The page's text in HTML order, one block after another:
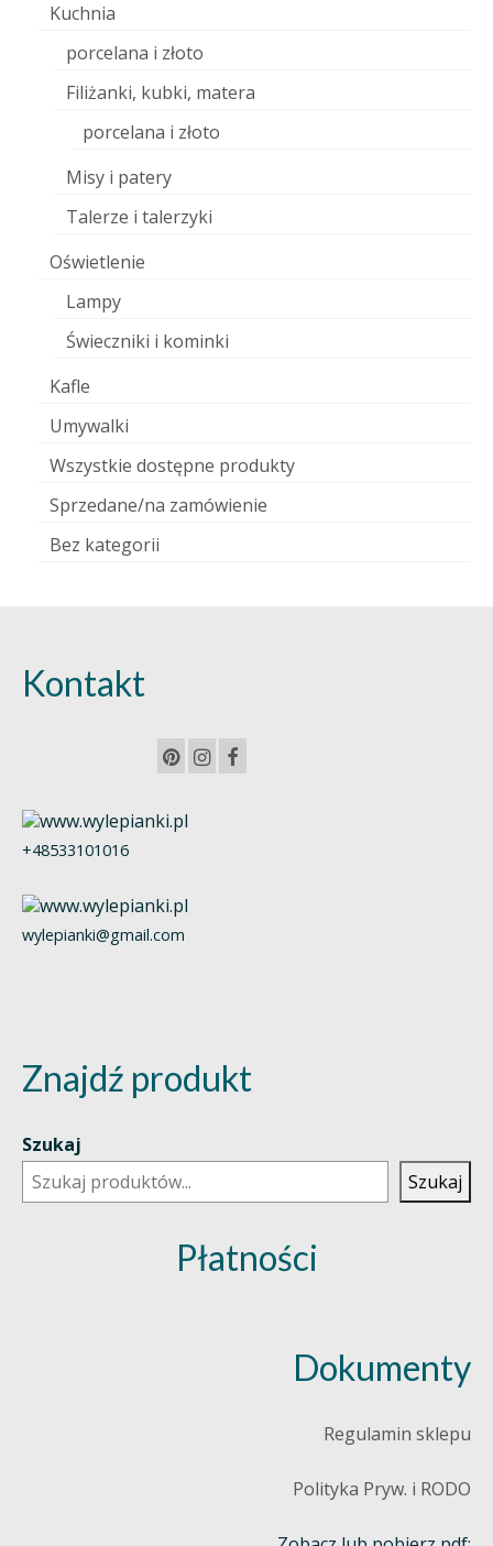
Kuchnia
porcelana i złoto
Filiżanki, kubki, matera
porcelana i złoto
Misy i patery
Talerze i talerzyki
Oświetlenie
Lampy
Świeczniki i kominki
Kafle
Umywalki
Wszystkie dostępne produkty
Sprzedane/na zamówienie
Bez kategorii
Kontakt
+48533101016
wylepianki@gmail.com
Znajdź produkt
Szukaj
Szukaj
Płatności
Dokumenty
Regulamin sklepu
Polityka Pryw. i RODO